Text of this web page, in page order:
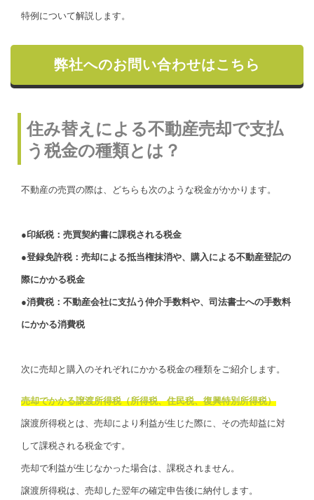
特例について解説します。
弊社へのお問い合わせはこちら
住み替えによる不動産売却で支払
う税金の種類とは？
不動産の売買の際は、どちらも次のような税金がかかります。
●印紙税：売買契約書に課税される税金
●登録免許税：売却による抵当権抹消や、購入による不動産登記の
際にかかる税金
●消費税：不動産会社に支払う仲介手数料や、司法書士への手数料
にかかる消費税
次に売却と購入のそれぞれにかかる税金の種類をご紹介します。
売却でかかる譲渡所得税（所得税、住民税、復興特別所得税）
譲渡所得税とは、売却により利益が生じた際に、その売却益に対
して課税される税金です。
売却で利益が生じなかった場合は、課税されません。
譲渡所得税は、売却した翌年の確定申告後に納付します。